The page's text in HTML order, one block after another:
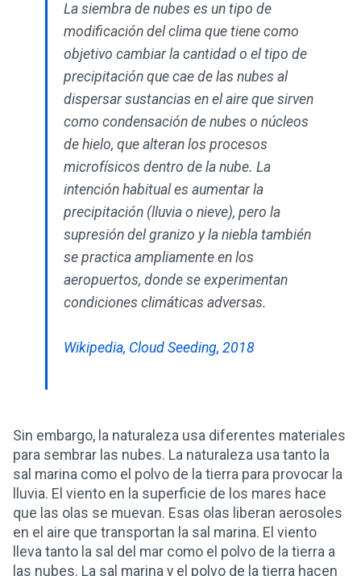
La siembra de nubes es un tipo de
modificación del clima que tiene como
objetivo cambiar la cantidad o el tipo de
precipitación que cae de las nubes al
dispersar sustancias en el aire que sirven
como condensación de nubes o núcleos
de hielo, que alteran los procesos
microfísicos dentro de la nube. La
intención habitual es aumentar la
precipitación (lluvia o nieve), pero la
supresión del granizo y la niebla también
se practica ampliamente en los
aeropuertos, donde se experimentan
condiciones climáticas adversas.
Wikipedia, Cloud Seeding, 2018
Sin embargo, la naturaleza usa diferentes materiales
para sembrar las nubes. La naturaleza usa tanto la
sal marina como el polvo de la tierra para provocar la
lluvia. El viento en la superficie de los mares hace
que las olas se muevan. Esas olas liberan aerosoles
en el aire que transportan la sal marina. El viento
lleva tanto la sal del mar como el polvo de la tierra a
las nubes. La sal marina y el polvo de la tierra hacen